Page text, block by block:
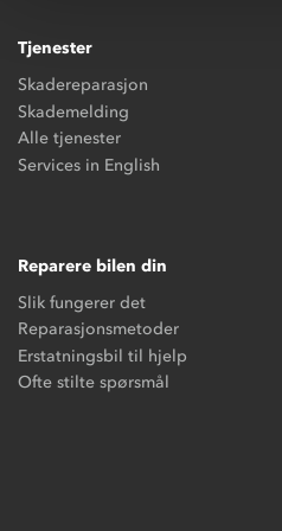
Tjenester
Skadereparasjon
Skademelding
Alle tjenester
Services in English
Reparere bilen din
Slik fungerer det
Reparasjonsmetoder
Erstatningsbil til hjelp
Ofte stilte spørsmål